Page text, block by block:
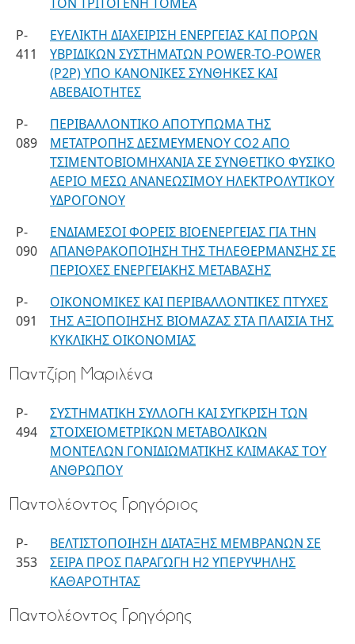
P-
411
ΕΥΕΛΙΚΤΗ ΔΙΑΧΕΙΡΙΣΗ ΕΝΕΡΓΕΙΑΣ ΚΑΙ ΠΟΡΩΝ
ΥΒΡΙΔΙΚΩΝ ΣΥΣΤΗΜΑΤΩΝ POWER-TO-POWER
(P2P) ΥΠΟ ΚΑΝΟΝΙΚΕΣ ΣΥΝΘΗΚΕΣ ΚΑΙ
ΑΒΕΒΑΙΟΤΗΤΕΣ
P-
089
ΠΕΡΙΒΑΛΛΟΝΤΙΚΟ ΑΠΟΤΥΠΩΜΑ ΤΗΣ
ΜΕΤΑΤΡΟΠΗΣ ΔΕΣΜΕΥΜΕΝΟΥ CO2 ΑΠΟ
ΤΣΙΜΕΝΤΟΒΙΟΜΗΧΑΝΙΑ ΣΕ ΣΥΝΘΕΤΙΚΟ ΦΥΣΙΚΟ
ΑΕΡΙΟ ΜΕΣΩ ΑΝΑΝΕΩΣΙΜΟΥ ΗΛΕΚΤΡΟΛΥΤΙΚΟΥ
ΥΔΡΟΓΟΝΟΥ
P-
090
ΕΝΔΙΑΜΕΣΟΙ ΦΟΡΕΙΣ ΒΙΟΕΝΕΡΓΕΙΑΣ ΓΙΑ ΤΗΝ
ΑΠΑΝΘΡΑΚΟΠΟΙΗΣΗ ΤΗΣ ΤΗΛΕΘΕΡΜΑΝΣΗΣ ΣΕ
ΠΕΡΙΟΧΕΣ ΕΝΕΡΓΕΙΑΚΗΣ ΜΕΤΑΒΑΣΗΣ
P-
091
ΟΙΚΟΝΟΜΙΚΕΣ ΚΑΙ ΠΕΡΙΒΑΛΛΟΝΤΙΚΕΣ ΠΤΥΧΕΣ
ΤΗΣ ΑΞΙΟΠΟΙΗΣΗΣ ΒΙΟΜΑΖΑΣ ΣΤΑ ΠΛΑΙΣΙΑ ΤΗΣ
ΚΥΚΛΙΚΗΣ ΟΙΚΟΝΟΜΙΑΣ
Παντζίρη Mαριλένα
P-
494
ΣΥΣΤΗΜΑΤΙΚΗ ΣΥΛΛΟΓΗ ΚΑΙ ΣΥΓΚΡΙΣΗ ΤΩΝ
ΣΤΟΙΧEΙΟΜΕΤΡΙΚΩΝ ΜΕΤΑΒΟΛΙΚΩΝ
ΜΟΝΤΕΛΩΝ ΓΟΝΙΔΙΩΜΑΤΙΚΗΣ ΚΛΙΜΑΚΑΣ ΤΟΥ
ΑΝΘΡΩΠΟΥ
Παντολέοντος Γρηγόριος
P-
353
ΒΕΛΤΙΣΤΟΠΟΙΗΣΗ ΔΙΑΤΑΞΗΣ ΜΕΜΒΡΑΝΩΝ ΣΕ
ΣΕΙΡΑ ΠΡΟΣ ΠΑΡΑΓΩΓΗ H2 ΥΠΕΡΥΨΗΛΗΣ
ΚΑΘΑΡΟΤΗΤΑΣ
Παντολέοντος Γρηγόρης